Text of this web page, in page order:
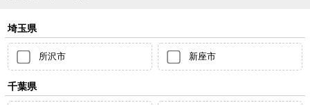
埼玉県
所沢市 新座市
千葉県